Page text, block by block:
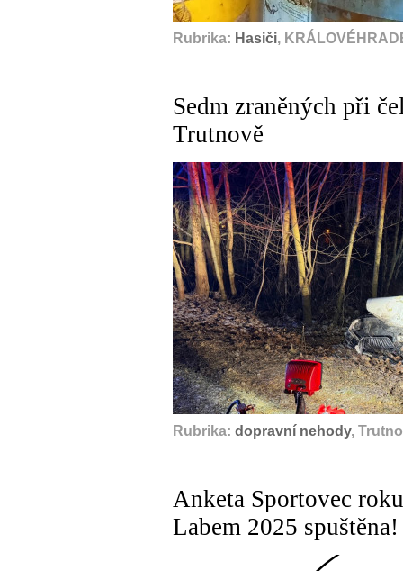
Rubrika: Hasiči,
Sedm zraněných při
Trutnově
Rubrika: dopravní nehody,
Anketa Sportovec
Labem 2025 spuštěna!